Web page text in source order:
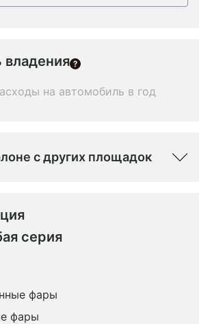
на автомобиль в год
с других площадок
серия
фары
фары